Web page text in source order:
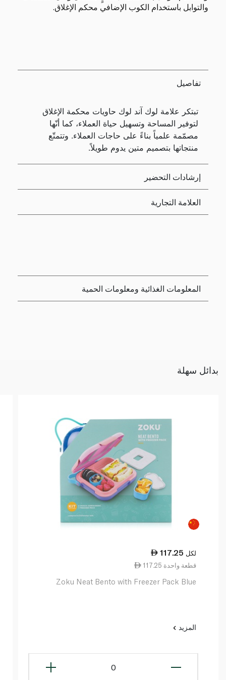
والتوابل باستخدام الكوب الإضافي محكم الإغلاق.
تفاصيل
تبتكر علامة لوك آند لوك حاويات محكمة الإغلاق
لتوفير المساحة وتسهيل حياة العملاء، كما أنّها
مصمّمة علمياً بناءً على حاجات العملاء. وتتمتّع
منتجاتها بتصميم متين يدوم طويلاً.
إرشادات التحضير
العلامة التجارية
المعلومات الغذائية ومعلومات الحمية
بدائل سهلة
117.25 لكل
117.25 قطعة واحدة
Zoku Neat Bento with Freezer Pack Blue
المزيد
0